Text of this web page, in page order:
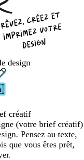
design
créatif
(votre brief créatif)
Pensez au texte,
que vous êtes prêt,